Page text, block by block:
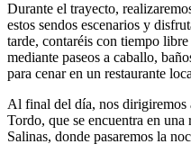
Durante el trayecto,
estos sendos escenarios y
tarde, contaréis con tiempo
mediante paseos a caballo,
para cenar en un restaurante
Al final del día, nos dirigiremos
Tordo, que se encuentra en
Salinas, donde pasaremos la